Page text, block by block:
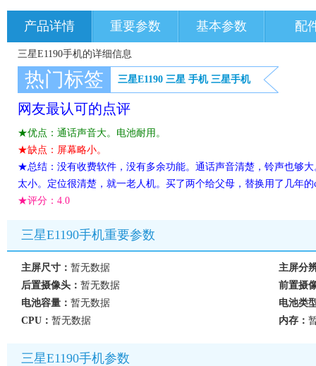
产品详情 重要参数 基本参数 配
三星E1190手机的详细信息
热门标签 三星E1190 三星 手机 三星手机
网友最认可的点评
★优点：通话声音大。电池耐用。
★缺点：屏幕略小。
★总结：没有收费软件，没有多余功能。通话声音清楚，铃声也够
太小。定位很清楚，就一老人机。买了两个给父母，替换用了几年
★评分： 4.0
三星E1190手机重要参数
主屏尺寸： 暂无数据
主屏分
后置摄像头： 暂无数据
前置摄
电池容量： 暂无数据
电池类
CPU： 暂无数据 内存：
三星E1190手机参数